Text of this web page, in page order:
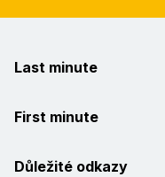
Last minute
First minute
Důležité odkazy